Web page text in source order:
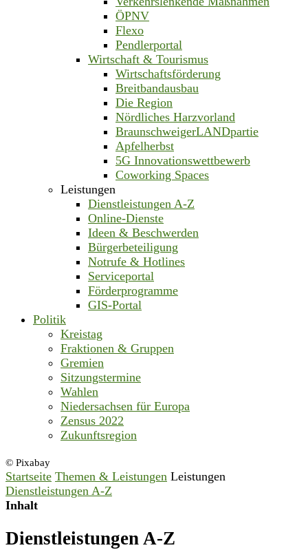
ÖPNV
Flexo
Pendlerportal
Wirtschaft & Tourismus
Wirtschaftsförderung
Breitbandausbau
Die Region
Nördliches Harzvorland
BraunschweigerLANDpartie
Apfelherbst
5G Innovationswettbewerb
Coworking Spaces
Leistungen
Dienstleistungen A-Z
Online-Dienste
Ideen & Beschwerden
Bürgerbeteiligung
Notrufe & Hotlines
Serviceportal
Förderprogramme
GIS-Portal
Politik
Kreistag
Fraktionen & Gruppen
Gremien
Sitzungstermine
Wahlen
Niedersachsen für Europa
Zensus 2022
Zukunftsregion
© Pixabay
Startseite Themen & Leistungen Leistungen
Dienstleistungen A-Z
Inhalt
Dienstleistungen A-Z